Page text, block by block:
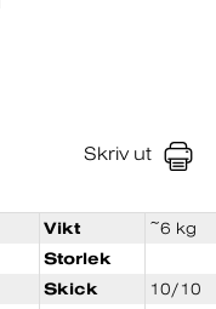
Skriv ut
Vikt
~6 kg
Storlek
Skick
10/10